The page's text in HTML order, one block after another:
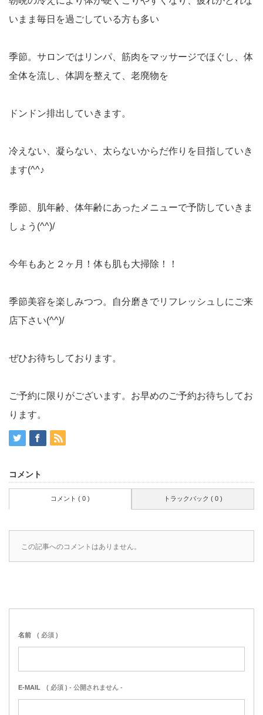
いまま毎日を過ごしている方も多い
季節。サロンではリンパ、筋肉をマッサージでほぐし、体
全体を流し、体調を整えて、老廃物を
ドンドン排出していきます。
冷えない、凝らない、太らないからだ作りを目指していき
ます(^^♪
季節、肌年齢、体年齢にあったメニューで予防していきま
しょう(^^)/
今年もあと２ヶ月！体も肌も大掃除！！
季節美容を楽しみつつ。自分磨きでリフレッシュしにご来
店下さい(^^)/
ぜひお待ちしております。
ご予約に限りがございます。お早めのご予約お待ちしてお
ります。
コメント
コメント ( 0 ) トラックバック ( 0 )
この記事へのコメントはありません。
名前 ( 必須 )
E-MAIL ( 必須 ) - 公開されません -